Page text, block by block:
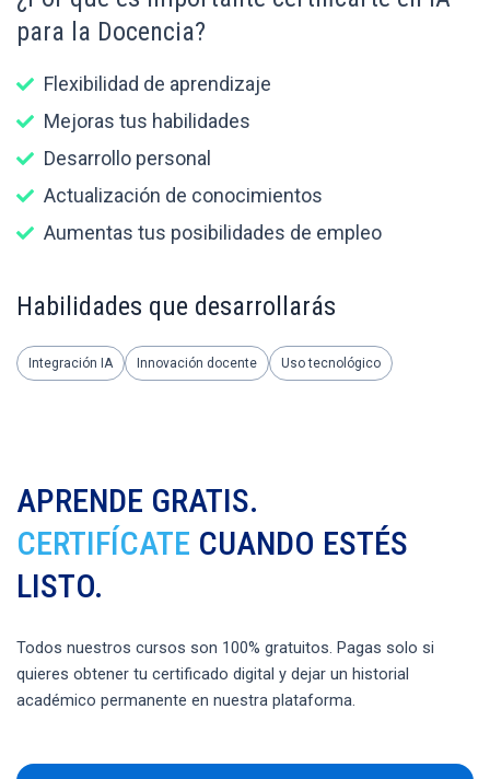
para la Docencia?
Flexibilidad de aprendizaje
Mejoras tus habilidades
Desarrollo personal
Actualización de conocimientos
Aumentas tus posibilidades de empleo
Habilidades que desarrollarás
Integración IA Innovación docente Uso tecnológico
APRENDE GRATIS.
CERTIFÍCATE CUANDO ESTÉS
LISTO.
Todos nuestros cursos son 100% gratuitos. Pagas solo si
quieres obtener tu certificado digital y dejar un historial
académico permanente en nuestra plataforma.